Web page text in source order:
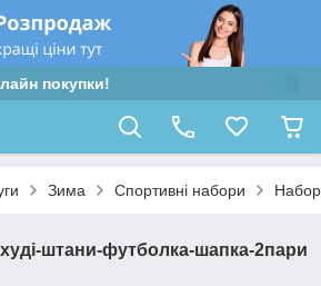
покупки!
Зима Спортивні набори
штани-футболка-шапка-2пари